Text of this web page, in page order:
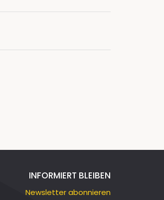
INFORMIERT BLEIBEN
Newsletter abonnieren